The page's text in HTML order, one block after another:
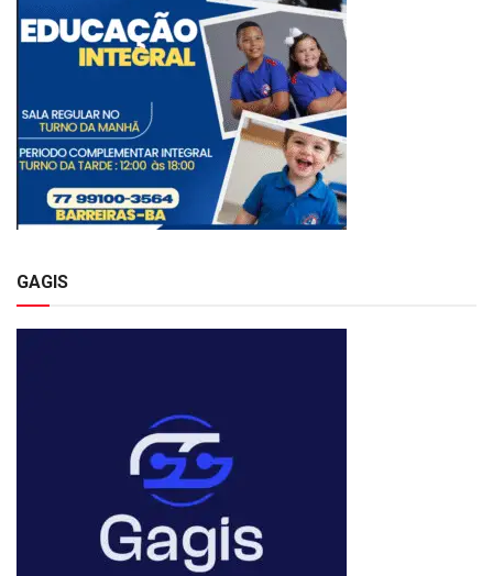
GAGIS